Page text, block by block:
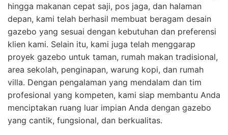
hingga makanan cepat saji, pos jaga, dan halaman
depan, kami telah berhasil membuat beragam desain
gazebo yang sesuai dengan kebutuhan dan preferensi
klien kami. Selain itu, kami juga telah menggarap
proyek gazebo untuk taman, rumah makan tradisional,
area sekolah, penginapan, warung kopi, dan rumah
villa. Dengan pengalaman yang mendalam dan tim
profesional yang kompeten, kami siap membantu Anda
menciptakan ruang luar impian Anda dengan gazebo
yang cantik, fungsional, dan berkualitas.